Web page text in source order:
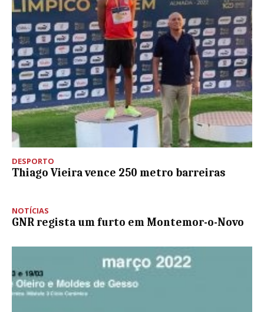
DESPORTO
Thiago Vieira vence 250 metro barreiras
NOTÍCIAS
GNR regista um furto em Montemor-o-Novo